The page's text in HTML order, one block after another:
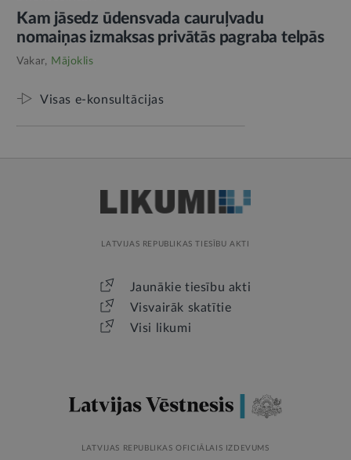
Kam jāsedz ūdensvada cauruļvadu
nomaiņas izmaksas privātās pagraba telpās
Vakar, Mājoklis
Visas e-konsultācijas
LATVIJAS REPUBLIKAS TIESĪBU AKTI
Jaunākie tiesību akti
Visvairāk skatītie
Visi likumi
LATVIJAS REPUBLIKAS OFICIĀLAIS IZDEVUMS